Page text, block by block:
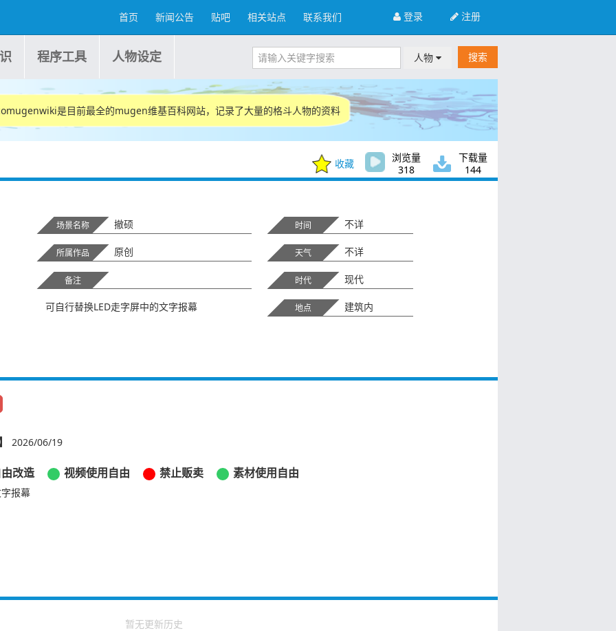
注册
登录
首页 新闻公告 贴吧 相关站点 联系我们
程序工具 人物设定 人物 搜索
是目前最全的mugen维基百科网站，记录了大量的格斗人物的资料
收藏
浏览量
318
下载量
144
场景名称 撤硕
所属作品 原创
备注
可自行替换LED走字屏‌中的文字报幕
时间 不详
天气 不详
时代 现代
地点 建筑内
2026/06/19
改造 视频使用自由 禁止贩卖 素材使用自由
报幕
暂无更新历史